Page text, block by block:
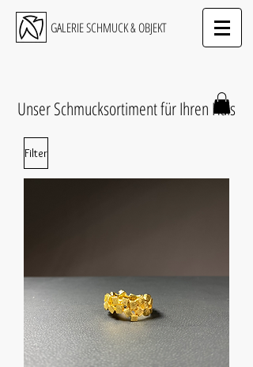
GALERIE SCHMUCK & OBJEKT
Unser Schmucksortiment für Ihren Hals
Filter